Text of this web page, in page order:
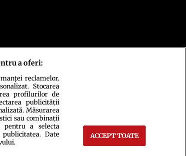
a oferi:
reclamelor.
Stocarea
profilurilor de
publicității
Măsurarea
sau combinații
a selecta
Date
ACCEPT TOATE